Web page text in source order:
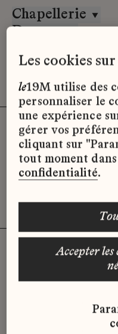
Chapellerie
Desrues
Désolé, il
d’offres
moment.
Vous n'avez
qui
Envoyez-
les cookies
le19M utilise des
personnaliser le
une expérience
gérer vos
cliquant sur
tout moment
confidentialité.
accepter les cookies strictement